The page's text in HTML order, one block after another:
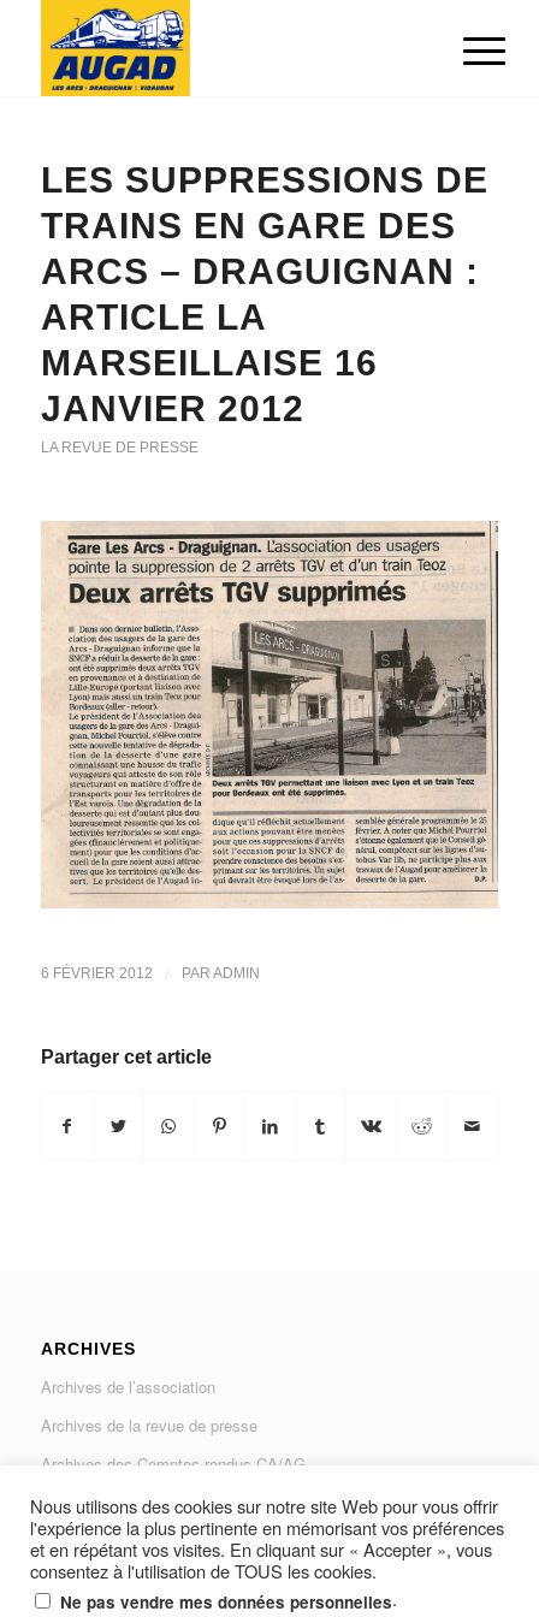
LES SUPPRESSIONS DE
TRAINS EN GARE DES
ARCS – DRAGUIGNAN :
ARTICLE LA
MARSEILLAISE 16
JANVIER 2012
LA REVUE DE PRESSE
6 FÉVRIER 2012 / PAR ADMIN
Partager cet article
ARCHIVES
Archives de l’association
Archives de la revue de presse
Archives des Comptes rendus CA/AG
Archives du Journal « Traverse »
Nous utilisons des cookies sur notre site Web pour vous offrir
l'expérience la plus pertinente en mémorisant vos préférences
et en répétant vos visites. En cliquant sur « Accepter », vous
consentez à l'utilisation de TOUS les cookies.
Ne pas vendre mes données personnelles.